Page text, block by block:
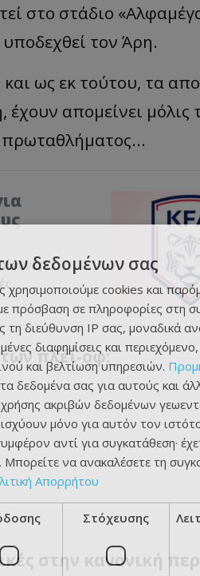
στο στάδιο
τον Άρη.
ως εκ τούτου, τα
απομείνει μόλις
πρωταθλήματος...
πλέι-οφ:
στην κανονική
δεδομένων σας
χρησιμοποιούμε cookies και
πρόσβαση σε πληροφορίες στη
διεύθυνση IP σας, μοναδικά
διαφημίσεις και
και βελτίωση υπηρεσιών.
δεδομένα σας για αυτούς και
ακριβών δεδομένων
μόνο για αυτόν τον
αντί για συγκατάθεση·
. Μπορείτε να ανακαλέσετε τη
Απορρήτου
Στόχευσης